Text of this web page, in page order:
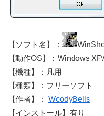
【ソフト名】：
【動作OS】：Windows
【機種】：凡用
【種類】：フリーソフト
【作者】： WoodyBells
【インストール】有り